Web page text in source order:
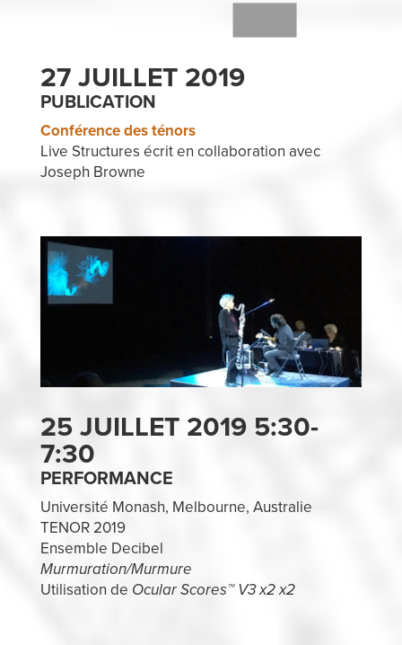
27 JUILLET 2019
PUBLICATION
Conférence des ténors
Live Structures écrit en collaboration avec
Joseph Browne
25 JUILLET 2019 5:30-
7:30
PERFORMANCE
Université Monash, Melbourne, Australie
TENOR 2019
Ensemble Decibel
Murmuration/Murmure
Utilisation de Ocular Scores™ V3 x2 x2